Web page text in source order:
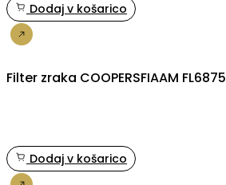
Dodaj v košarico
Filter zraka COOPERSFIAAM FL6875
Dodaj v košarico